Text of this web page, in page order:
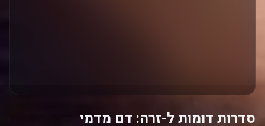
סדרות דומות ל-זרה: דם מדמי